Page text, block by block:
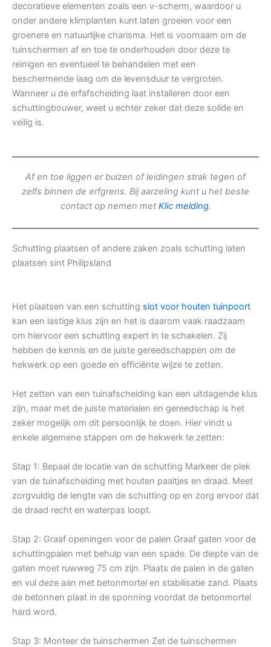
decoratieve elementen zoals een v-scherm, waardoor u
onder andere klimplanten kunt laten groeien voor een
groenere en natuurlijke charisma. Het is voornaam om de
tuinschermen af en toe te onderhouden door deze te
reinigen en eventueel te behandelen met een
beschermende laag om de levensduur te vergroten.
Wanneer u de erfafscheiding laat installeren door een
schuttingbouwer, weet u echter zeker dat deze solide en
veilig is.
Af en toe liggen er buizen of leidingen strak tegen of
zelfs binnen de erfgrens. Bij aarzeling kunt u het beste
contact op nemen met Klic melding.
Schutting plaatsen of andere zaken zoals schutting laten
plaatsen sint Philipsland
Het plaatsen van een schutting slot voor houten tuinpoort
kan een lastige klus zijn en het is daarom vaak raadzaam
om hiervoor een schutting expert in te schakelen. Zij
hebben de kennis en de juiste gereedschappen om de
hekwerk op een goede en efficiënte wijze te zetten.
Het zetten van een tuinafscheiding kan een uitdagende klus
zijn, maar met de juiste materialen en gereedschap is het
zeker mogelijk om dit persoonlijk te doen. Hier vindt u
enkele algemene stappen om de hekwerk te zetten:
Stap 1: Bepaal de locatie van de schutting Markeer de plek
van de tuinafscheiding met houten paaltjes en draad. Meet
zorgvuldig de lengte van de schutting op en zorg ervoor dat
de draad recht en waterpas loopt.
Stap 2: Graaf openingen voor de palen Graaf gaten voor de
schuttingpalen met behulp van een spade. De diepte van de
gaten moet ruwweg 75 cm zijn. Plaats de palen in de gaten
en vul deze aan met betonmortel en stabilisatie zand. Plaats
de betonnen plaat in de sponning voordat de betonmortel
hard word.
Stap 3: Monteer de tuinschermen Zet de tuinschermen